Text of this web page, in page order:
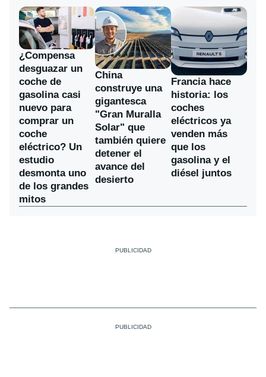
¿Compensa
desguazar un
coche de
gasolina casi
nuevo para
comprar un
coche
eléctrico? Un
estudio
desmonta uno
de los grandes
mitos
China
construye una
gigantesca
"Gran Muralla
Solar" que
también quiere
detener el
avance del
desierto
Francia hace
historia: los
coches
eléctricos ya
venden más
que los
gasolina y el
diésel juntos